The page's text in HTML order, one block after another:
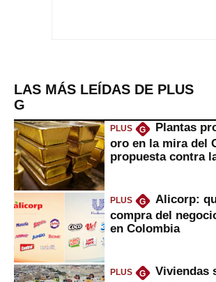
LAS MÁS LEÍDAS DE PLUS
G
PLUS G
Plantas
oro en la mira del
propuesta contra
PLUS G
Alicorp:
compra del
en Colombia
PLUS G
Viviendas